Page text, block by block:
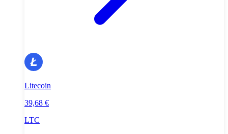
Litecoin
39,68 €
LTC